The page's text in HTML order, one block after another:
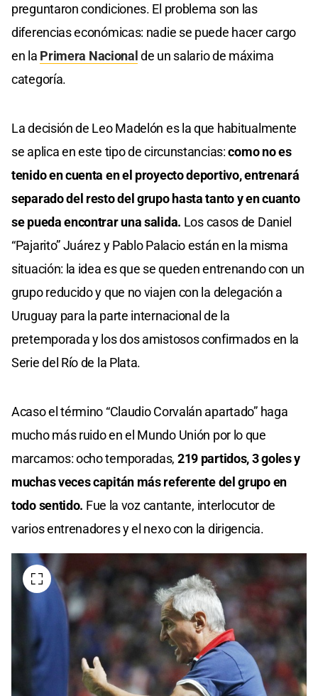
preguntaron condiciones. El problema son las
diferencias económicas: nadie se puede hacer cargo
en la Primera Nacionalde un salario de máxima
categoría.
La decisión de Leo Madelón es la que habitualmente
se aplica en este tipo de circunstancias:como no es
tenido en cuenta en el proyecto deportivo, entrenará
separado del resto del grupo hasta tanto y en cuanto
se pueda encontrar una salida. Los casos de Daniel
“Pajarito” Juárez y Pablo Palacio están en la misma
situación: la idea es que se queden entrenando con un
grupo reducido y que no viajen con la delegación a
Uruguay para la parte internacional de la
pretemporada y los dos amistosos confirmados en la
Serie del Río de la Plata.
Acaso el término “Claudio Corvalán apartado” haga
mucho más ruido en el Mundo Unión por lo que
marcamos: ocho temporadas, 219 partidos, 3 goles y
muchas veces capitán más referente del grupo en
todo sentido. Fue la voz cantante, interlocutor de
varios entrenadores y el nexo con la dirigencia.